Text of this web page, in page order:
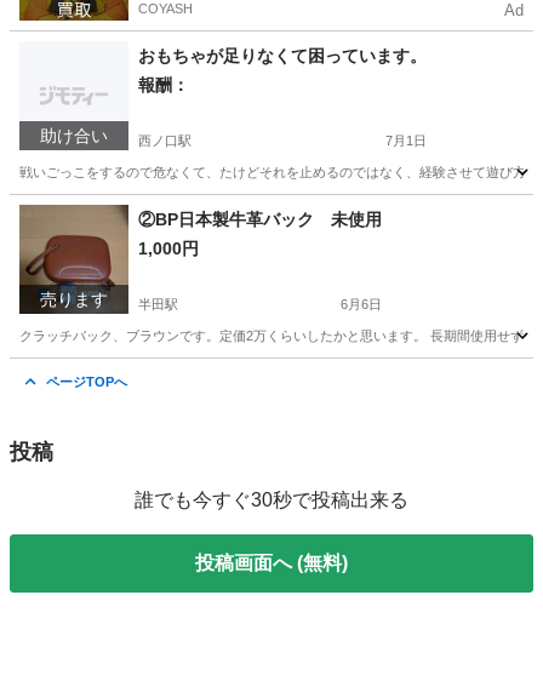
COYASH Ad
助け合い
おもちゃが足りなくて困っています。
報酬：
西ノ口駅 7月1日
戦いごっこをするので危なくて、たけどそれを止めるのではなく、経験させて遊び方
愛知 半田市 西ノ口駅 手伝って/助けて
売ります
②BP日本製牛革バック 未使用
1,000円
半田駅 6月6日
クラッチバック、ブラウンです。定価2万くらいしたかと思います。 長期間使用せず
ページTOPへ
投稿
誰でも今すぐ30秒で投稿出来る
投稿画面へ (無料)